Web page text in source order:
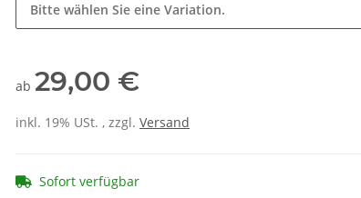
Bitte wählen Sie eine Variation.
ab 29,00 €
inkl. 19% USt. , zzgl. Versand
Sofort verfügbar